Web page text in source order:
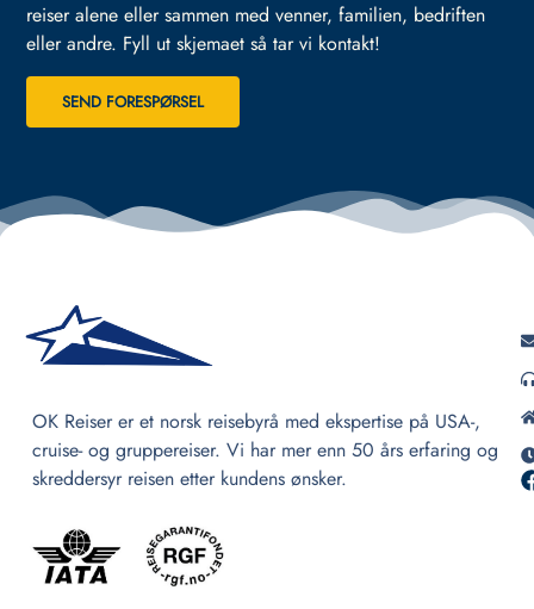
reiser alene eller sammen med venner, familien, bedriften
eller andre. Fyll ut skjemaet så tar vi kontakt!
SEND FORESPØRSEL
OK Reiser er et norsk reisebyrå med ekspertise på USA-,
cruise- og gruppereiser. Vi har mer enn 50 års erfaring og
skreddersyr reisen etter kundens ønsker.